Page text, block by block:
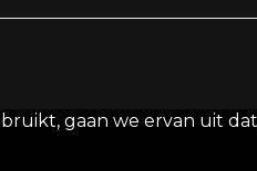
gaan we ervan uit